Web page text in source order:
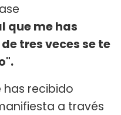
que me has
tres veces se te
has recibido
a través